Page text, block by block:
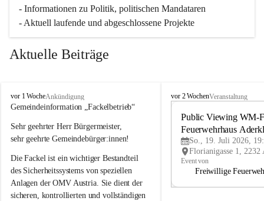
- Informationen zu Politik, politischen Mandataren
- Aktuell laufende und abgeschlossene Projekte
Aktuelle Beiträge
A
d
r
k
a
a
vor 1 WocheAnkündigung
Gemeindeinformation „Fackelbetrieb“
Sehr geehrter Herr Bürgermeister,
sehr geehrte Gemeindebürger:innen!
Die Fackel ist ein wichtiger Bestandteil
des Sicherheitssystems von speziellen
Anlagen der OMV Austria. Sie dient der
sicheren, kontrollierten und vollständigen
A
vor 2 WochenVeranstaltung
Public Viewing WM-
Feuerwehrhaus
So., 19. Juli 2026,
Event von
Freiwillige